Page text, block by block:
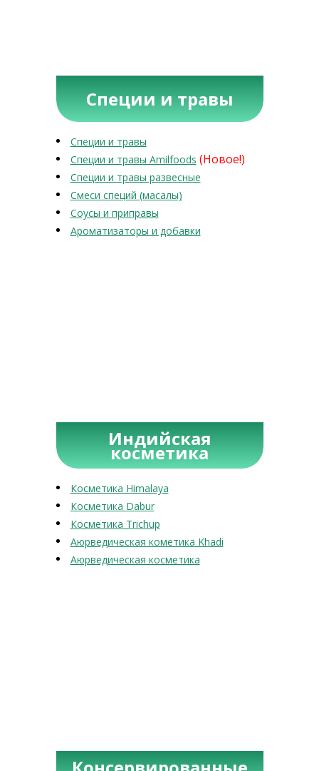
Специи и травы
Специи и травы
Специи и травы Amilfoods (Новое!)
Специи и травы развесные
Смеси специй (масалы)
Соусы и приправы
Ароматизаторы и добавки
Индийская
косметика
Косметика Himalaya
Косметика Dabur
Косметика Trichup
Аюрведическая кометика Khadi
Аюрведическая косметика